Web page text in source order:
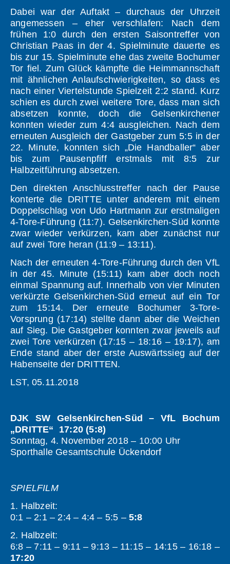
Dabei war der Auftakt – durchaus der Uhrzeit
angemessen – eher verschlafen: Nach dem
frühen 1:0 durch den ersten Saisontreffer von
Christian Paas in der 4. Spielminute dauerte es
bis zur 15. Spielminute ehe das zweite Bochumer
Tor fiel. Zum Glück kämpfte die Heimmannschaft
mit ähnlichen Anlaufschwierigkeiten, so dass es
nach einer Viertelstunde Spielzeit 2:2 stand. Kurz
schien es durch zwei weitere Tore, dass man sich
absetzen konnte, doch die Gelsenkirchener
konnten wieder zum 4:4 ausgleichen. Nach dem
erneuten Ausgleich der Gastgeber zum 5:5 in der
22. Minute, konnten sich „Die Handballer“ aber
bis zum Pausenpfiff erstmals mit 8:5 zur
Halbzeitführung absetzen.
Den direkten Anschlusstreffer nach der Pause
konterte die DRITTE unter anderem mit einem
Doppelschlag von Udo Hartmann zur erstmaligen
4-Tore-Führung (11:7). Gelsenkirchen-Süd konnte
zwar wieder verkürzen, kam aber zunächst nur
auf zwei Tore heran (11:9 – 13:11).
Nach der erneuten 4-Tore-Führung durch den VfL
in der 45. Minute (15:11) kam aber doch noch
einmal Spannung auf. Innerhalb von vier Minuten
verkürzte Gelsenkirchen-Süd erneut auf ein Tor
zum 15:14. Der erneute Bochumer 3-Tore-
Vorsprung (17:14) stellte dann aber die Weichen
auf Sieg. Die Gastgeber konnten zwar jeweils auf
zwei Tore verkürzen (17:15 – 18:16 – 19:17), am
Ende stand aber der erste Auswärtssieg auf der
Habenseite der DRITTEN.
LST, 05.11.2018
DJK SW Gelsenkirchen-Süd – VfL Bochum
„DRITTE“ 17:20 (5:8)
Sonntag, 4. November 2018 – 10:00 Uhr
Sporthalle Gesamtschule Ückendorf
SPIELFILM
1. Halbzeit:
0:1 – 2:1 – 2:4 – 4:4 – 5:5 – 5:8
2. Halbzeit:
6:8 – 7:11 – 9:11 – 9:13 – 11:15 – 14:15 – 16:18 –
17:20